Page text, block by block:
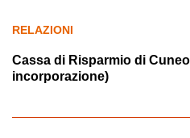
RELAZIONI
Cassa di Risparmio di
incorporazione)